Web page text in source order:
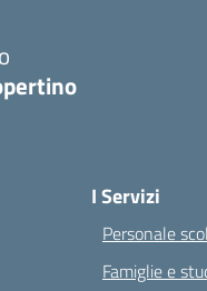
I Servizi
Personale
Famiglie e